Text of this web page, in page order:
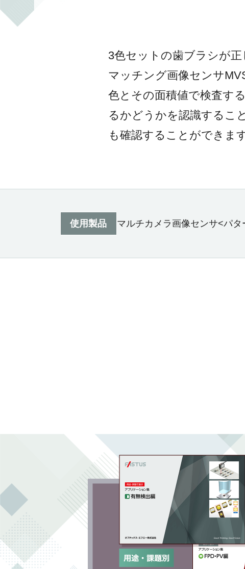
3色セットの歯ブラシが
マッチング画像センサ
色とその面積値で検査す
るかどうかを認識するこ
も確認することができます
使用製品 マルチカメラ画像センサ<パ